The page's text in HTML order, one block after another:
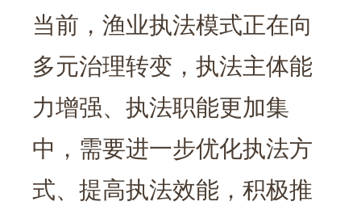
当前，渔业执法模式正在向
多元治理转变，执法主体能
力增强、执法职能更加集
中，需要进一步优化执法方
式、提高执法效能，积极推